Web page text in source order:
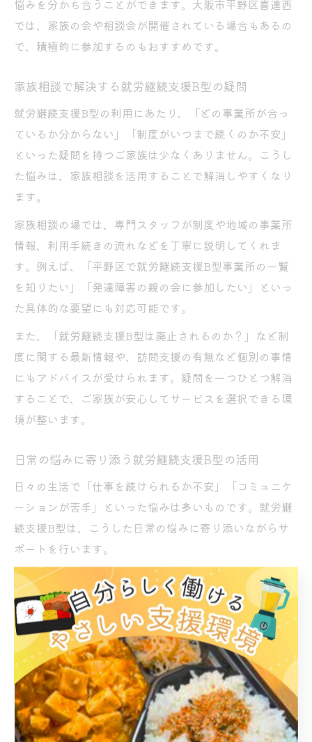
悩みを分かち合うことができます。大阪市平野区喜連西
では、家族の会や相談会が開催されている場合もあるの
で、積極的に参加するのもおすすめです。
家族相談で解決する就労継続支援B型の疑問
就労継続支援B型の利用にあたり、「どの事業所が合っ
ているか分からない」「制度がいつまで続くのか不安」
といった疑問を持つご家族は少なくありません。こうし
た悩みは、家族相談を活用することで解消しやすくなり
ます。
家族相談の場では、専門スタッフが制度や地域の事業所
情報、利用手続きの流れなどを丁寧に説明してくれま
す。例えば、「平野区で就労継続支援B型事業所の一覧
を知りたい」「発達障害の親の会に参加したい」といっ
た具体的な要望にも対応可能です。
また、「就労継続支援B型は廃止されるのか？」など制
度に関する最新情報や、訪問支援の有無など個別の事情
にもアドバイスが受けられます。疑問を一つひとつ解消
することで、ご家族が安心してサービスを選択できる環
境が整います。
日常の悩みに寄り添う就労継続支援B型の活用
日々の生活で「仕事を続けられるか不安」「コミュニケ
ーションが苦手」といった悩みは多いものです。就労継
続支援B型は、こうした日常の悩みに寄り添いながらサ
ポートを行います。
例えば、作業内容の調整や休憩時間の確保、得意分野を
活かす仕事の提案など、個別性を重視した支援が特徴で
す。大阪市平野区喜連西の事業所でも、利用者の声に耳
を傾け、無理なく続けられる環境づくりを大切にしてい
ます。
また、日常のストレスや不安を共有できる相談窓口も設
けられており、家族も一緒に悩みを打ち明けられる点が
安心材料です。実際に「家族で相談したことで利用への